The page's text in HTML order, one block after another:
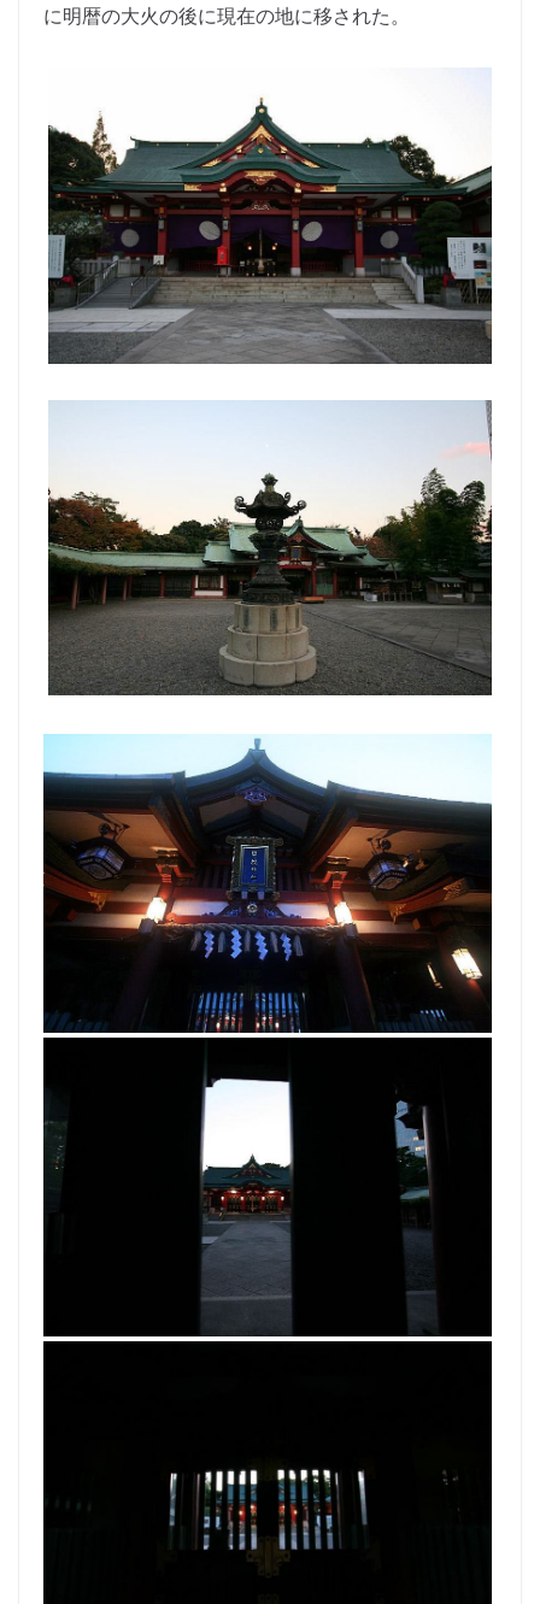
に明暦の大火の後に現在の地に移された。